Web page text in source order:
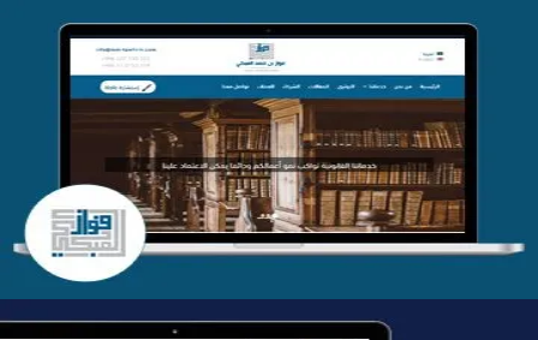
موقع فواز المبكي للمحاماة
التفاصيل